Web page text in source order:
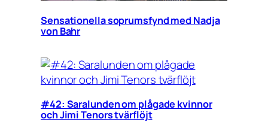
Sensationella soprumsfynd med Nadja
von Bahr
#42: Saralunden om plågade kvinnor
och Jimi Tenors tvärflöjt